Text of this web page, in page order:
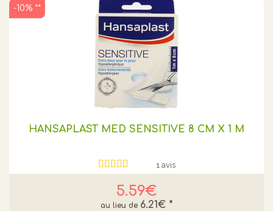
HANSAPLAST MED SENSITIVE 8 CM X 1 M
1 avis
5.59€
6.21€ *
-10% **